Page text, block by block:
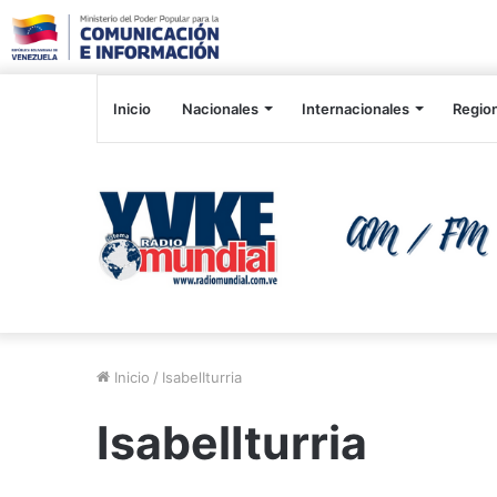
Inicio Nacionales Internacionales
Inicio / IsabelIturria
IsabelIturria